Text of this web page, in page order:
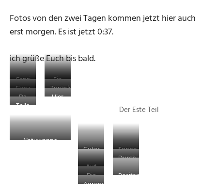
Fotos von den zwei Tagen kommen jetzt hier auch
erst morgen. Es ist jetzt 0:37.
ich grüße Euch bis bald.
Capri
ganz
Nah
Ein
Blick
Ganz
klares
Zurück
Da
soll
es
hin
Hier
es
runter
Tolle
Brandung
Natuwanne
Der Este Teil
Guter
Wein
Sonne
und
Ischia
Durch
die
Auf
dem
Die
Badebucht
Positano
Agropoli